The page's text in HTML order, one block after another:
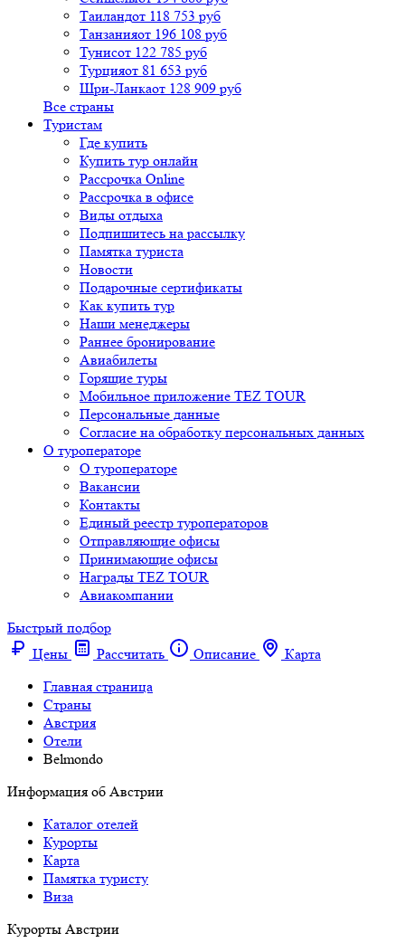
Таиландот 118 753 руб
Танзанияот 196 108 руб
Тунисот 122 785 руб
Турцияот 81 653 руб
Шри-Ланкаот 128 909 руб
Все страны
Туристам
Где купить
Купить тур онлайн
Рассрочка Online
Рассрочка в офисе
Виды отдыха
Подпишитесь на рассылку
Памятка туриста
Новости
Подарочные сертификаты
Как купить тур
Наши менеджеры
Раннее бронирование
Авиабилеты
Горящие туры
Мобильное приложение TEZ TOUR
Персональные данные
Согласие на обработку персональных данных
О туроператоре
О туроператоре
Вакансии
Контакты
Единый реестр туроператоров
Отправляющие офисы
Принимающие офисы
Награды TEZ TOUR
Авиакомпании
Быстрый подбор
Цены
Рассчитать Описание
Карта
Главная страница
Cтраны
Австрия
Отели
Belmondo
Информация об Австрии
Каталог отелей
Курорты
Карта
Памятка туристу
Виза
Курорты Австрии